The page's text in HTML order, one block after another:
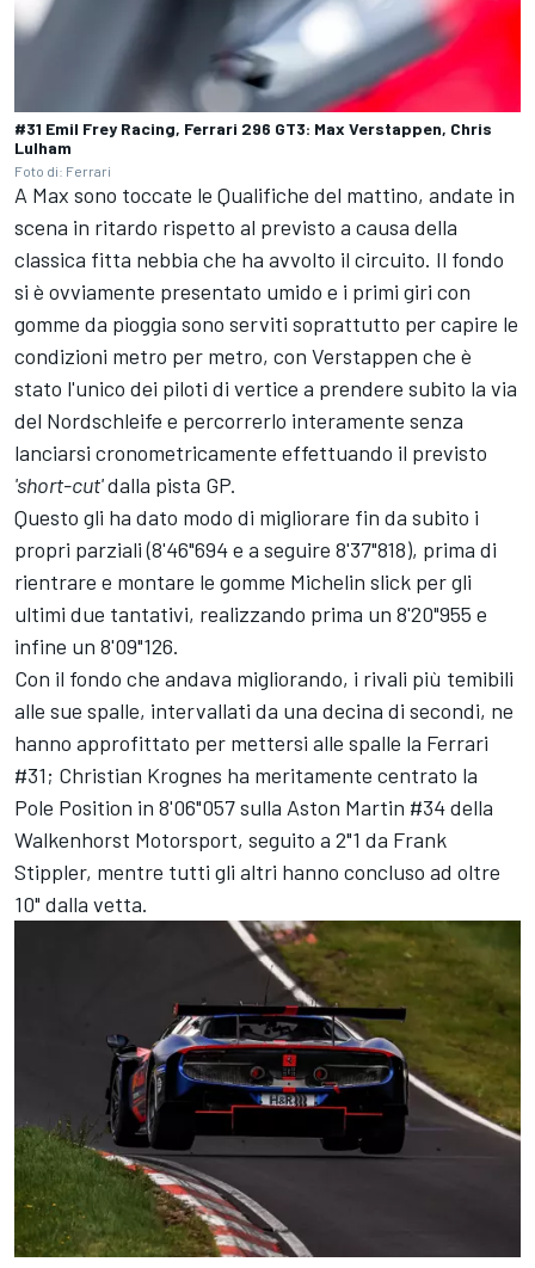
#31 Emil Frey Racing, Ferrari 296 GT3: Max Verstappen, Chris
Lulham
Foto di: Ferrari
A Max sono toccate le Qualifiche del mattino, andate in
scena in ritardo rispetto al previsto a causa della
classica fitta nebbia che ha avvolto il circuito. Il fondo
si è ovviamente presentato umido e i primi giri con
gomme da pioggia sono serviti soprattutto per capire le
condizioni metro per metro, con Verstappen che è
stato l'unico dei piloti di vertice a prendere subito la via
del Nordschleife e percorrerlo interamente senza
lanciarsi cronometricamente effettuando il previsto
'short-cut'dalla pista GP.
Questo gli ha dato modo di migliorare fin da subito i
propri parziali (8'46"694 e a seguire 8'37"818), prima di
rientrare e montare le gomme Michelin slick per gli
ultimi due tantativi, realizzando prima un 8'20"955 e
infine un 8'09"126.
Con il fondo che andava migliorando, i rivali più temibili
alle sue spalle, intervallati da una decina di secondi, ne
hanno approfittato per mettersi alle spalle la Ferrari
#31; Christian Krognes ha meritamente centrato la
Pole Position in 8'06"057 sulla Aston Martin #34 della
Walkenhorst Motorsport, seguito a 2"1 da Frank
Stippler, mentre tutti gli altri hanno concluso ad oltre
10" dalla vetta.